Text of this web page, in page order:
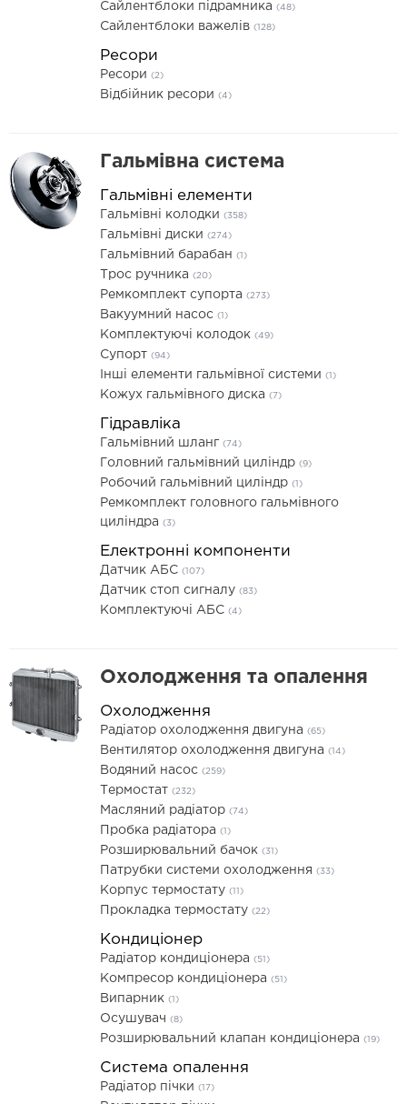
Сайлентблоки підрамника (48)
Сайлентблоки важелів (128)
Ресори
Ресори (2)
Відбійник ресори (4)
Гальмівна система
Гальмівні елементи
Гальмівні колодки (358)
Гальмівні диски (274)
Гальмівний барабан (1)
Трос ручника (20)
Ремкомплект супорта (273)
Вакуумний насос (1)
Комплектуючі колодок (49)
Супорт (94)
Інші елементи гальмівної системи (1)
Кожух гальмівного диска (7)
Гідравліка
Гальмівний шланг (74)
Головний гальмівний циліндр (9)
Робочий гальмівний циліндр (1)
Ремкомплект головного гальмівного
циліндра (3)
Електронні компоненти
Датчик АБС (107)
Датчик стоп сигналу (83)
Комплектуючі АБС (4)
Охолодження та опалення
Охолодження
Радіатор охолодження двигуна (65)
Вентилятор охолодження двигуна (14)
Водяний насос (259)
Термостат (232)
Масляний радіатор (74)
Пробка радіатора (1)
Розширювальний бачок (31)
Патрубки системи охолодження (33)
Корпус термостату (11)
Прокладка термостату (22)
Кондиціонер
Радіатор кондиціонера (51)
Компресор кондиціонера (51)
Випарник (1)
Осушувач (8)
Розширювальний клапан кондиціонера (19)
Система опалення
Радіатор пічки (17)